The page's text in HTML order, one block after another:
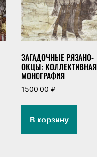
ЗАГАДОЧНЫЕ РЯЗАНО-
ОКЦЫ: КОЛЛЕКТИВНАЯ
МОНОГРАФИЯ
1500,00 ₽
В корзину